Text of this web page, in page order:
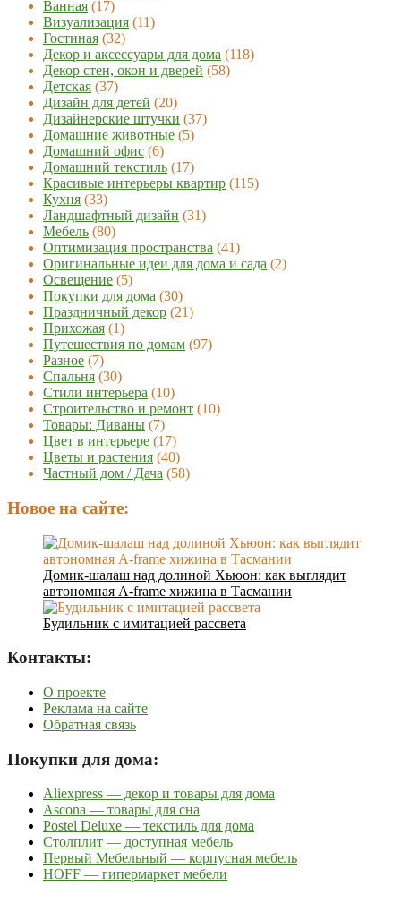
Ванная (17)
Визуализация (11)
Гостиная (32)
Декор и аксессуары для дома (118)
Декор стен, окон и дверей (58)
Детская (37)
Дизайн для детей (20)
Дизайнерские штучки (37)
Домашние животные (5)
Домашний офис (6)
Домашний текстиль (17)
Красивые интерьеры квартир (115)
Кухня (33)
Ландшафтный дизайн (31)
Мебель (80)
Оптимизация пространства (41)
Оригинальные идеи для дома и сада (2)
Освещение (5)
Покупки для дома (30)
Праздничный декор (21)
Прихожая (1)
Путешествия по домам (97)
Разное (7)
Спальня (30)
Стили интерьера (10)
Строительство и ремонт (10)
Товары: Диваны (7)
Цвет в интерьере (17)
Цветы и растения (40)
Частный дом / Дача (58)
Новое на сайте:
Домик-шалаш над долиной Хьюон: как выглядит
автономная A-frame хижина в Тасмании
Будильник с имитацией рассвета
Контакты:
О проекте
Реклама на сайте
Обратная связь
Покупки для дома:
Aliexpress — декор и товары для дома
Ascona — товары для сна
Postel Deluxe — текстиль для дома
Столплит — доступная мебель
Первый Мебельный — корпусная мебель
HOFF — гипермаркет мебели